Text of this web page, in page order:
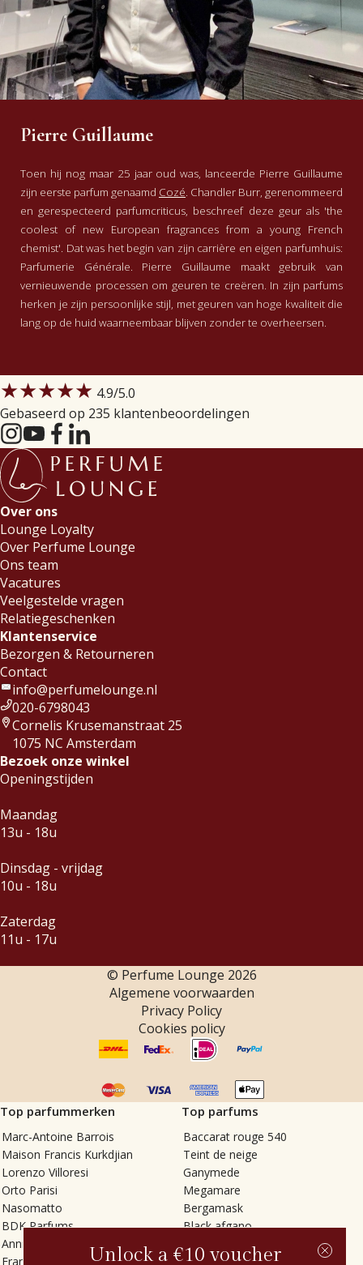
Pierre Guillaume
Toen hij nog maar 25 jaar oud was, lanceerde Pierre Guillaume
zijn eerste parfum genaamd Cozé. Chandler Burr, gerenommeerd
en gerespecteerd parfumcriticus, beschreef deze geur als 'the
coolest of new European fragrances from a young French
chemist'. Dat was het begin van zijn carrière en eigen parfumhuis:
Parfumerie Générale. Pierre Guillaume maakt gebruik van
vernieuwende processen om geuren te creëren. In zijn parfums
herken je zijn persoonlijke stijl, met geuren van hoge kwaliteit die
lang op de huid waarneembaar blijven zonder te overheersen.
★★★★★ 4.9/5.0
Gebaseerd op 235 klantenbeoordelingen
Over ons
Lounge Loyalty
Over Perfume Lounge
Ons team
Vacatures
Veelgestelde vragen
Relatiegeschenken
Klantenservice
Bezorgen & Retourneren
Contact
info@perfumelounge.nl
020-6798043
Cornelis Krusemanstraat 25
1075 NC Amsterdam
Bezoek onze winkel
Openingstijden
Maandag
13u - 18u
Dinsdag - vrijdag
10u - 18u
Zaterdag
11u - 17u
© Perfume Lounge 2026
Algemene voorwaarden
Privacy Policy
Cookies policy
Top parfummerken
Marc-Antoine Barrois
Maison Francis Kurkdjian
Lorenzo Villoresi
Orto Parisi
Nasomatto
BDK Parfums
Annindriya
Francesca Bianchi
Top parfums
Baccarat rouge 540
Teint de neige
Ganymede
Megamare
Bergamask
Black afgano
Gris charnel
Tilia
Unlock a €10 voucher